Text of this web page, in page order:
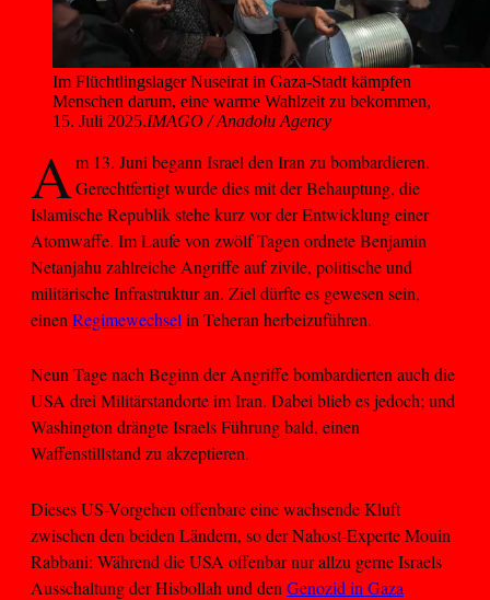
Im Flüchtlingslager Nuseirat in Gaza-Stadt kämpfen
Menschen darum, eine warme Wahlzeit zu bekommen,
15. Juli 2025.IMAGO / Anadolu Agency
Am 13. Juni begann Israel den Iran zu bombardieren.
Gerechtfertigt wurde dies mit der Behauptung, die
Islamische Republik stehe kurz vor der Entwicklung einer
Atomwaffe. Im Laufe von zwölf Tagen ordnete Benjamin
Netanjahu zahlreiche Angriffe auf zivile, politische und
militärische Infrastruktur an. Ziel dürfte es gewesen sein,
einen Regimewechsel in Teheran herbeizuführen.
Neun Tage nach Beginn der Angriffe bombardierten auch die
USA drei Militärstandorte im Iran. Dabei blieb es jedoch; und
Washington drängte Israels Führung bald, einen
Waffenstillstand zu akzeptieren.
Dieses US-Vorgehen offenbare eine wachsende Kluft
zwischen den beiden Ländern, so der Nahost-Experte Mouin
Rabbani: Während die USA offenbar nur allzu gerne Israels
Ausschaltung der Hisbollah und den Genozid in Gaza